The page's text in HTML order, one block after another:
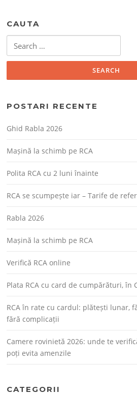
CAUTA
for:
POSTARI RECENTE
Ghid Rabla 2026
Mașină la schimb pe RCA
Polita RCA cu 2 luni înainte
RCA se scumpește iar – Tarife de
Rabla 2026
Mașină la schimb pe RCA
Verifică RCA online
Plata RCA cu card de cumpărături, în
RCA în rate cu cardul: plătești lunar,
fără complicații
Camere rovinietă 2026: unde te
poți evita amenzile
CATEGORII